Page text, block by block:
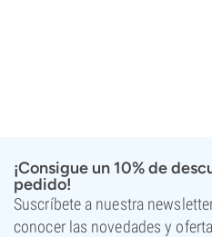
¡Consigue un 10% de
pedido!
Suscríbete a nuestra
conocer las novedades y